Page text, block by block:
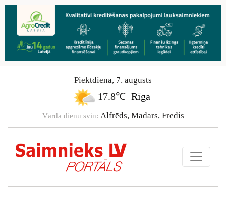
Piektdiena, 7. augusts
17.8℃ Rīga
Vārda dienu svin: Alfrēds, Madars, Fredis